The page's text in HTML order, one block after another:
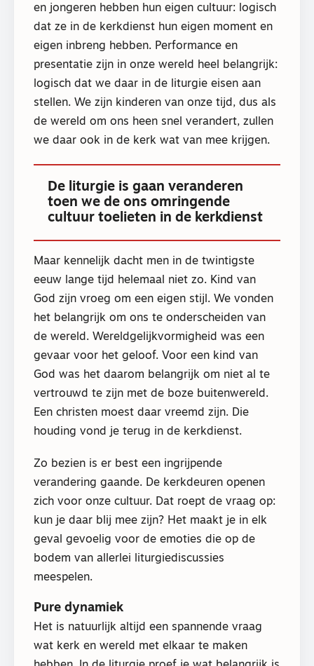
en jongeren hebben hun eigen cultuur: logisch
dat ze in de kerkdienst hun eigen moment en
eigen inbreng hebben. Performance en
presentatie zijn in onze wereld heel belangrijk:
logisch dat we daar in de liturgie eisen aan
stellen. We zijn kinderen van onze tijd, dus als
de wereld om ons heen snel verandert, zullen
we daar ook in de kerk wat van mee krijgen.
De liturgie is gaan veranderen
toen we de ons omringende
cultuur toelieten in de kerkdienst
Maar kennelijk dacht men in de twintigste
eeuw lange tijd helemaal niet zo. Kind van
God zijn vroeg om een eigen stijl. We vonden
het belangrijk om ons te onderscheiden van
de wereld. Wereldgelijkvormigheid was een
gevaar voor het geloof. Voor een kind van
God was het daarom belangrijk om niet al te
vertrouwd te zijn met de boze buitenwereld.
Een christen moest daar vreemd zijn. Die
houding vond je terug in de kerkdienst.
Zo bezien is er best een ingrijpende
verandering gaande. De kerkdeuren openen
zich voor onze cultuur. Dat roept de vraag op:
kun je daar blij mee zijn? Het maakt je in elk
geval gevoelig voor de emoties die op de
bodem van allerlei liturgiediscussies
meespelen.
Pure dynamiek
Het is natuurlijk altijd een spannende vraag
wat kerk en wereld met elkaar te maken